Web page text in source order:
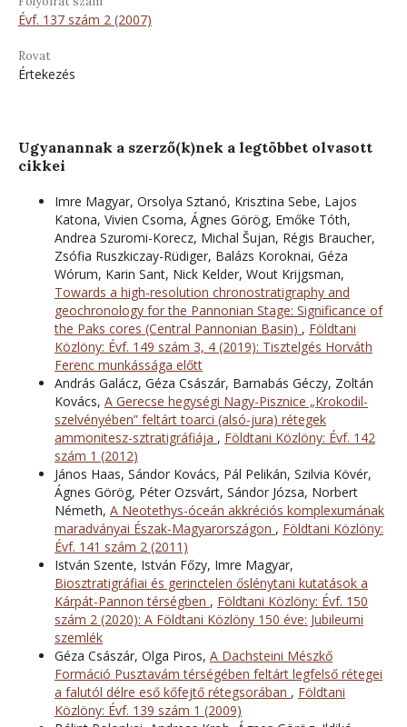
Évf. 137 szám 2 (2007)
Rovat
Értekezés
Ugyanannak a szerző(k)nek a legtöbbet olvasott
cikkei
Imre Magyar, Orsolya Sztanó, Krisztina Sebe, Lajos
Katona, Vivien Csoma, Ágnes Görög, Emőke Tóth,
Andrea Szuromi-Korecz, Michal Šujan, Régis Braucher,
Zsófia Ruszkiczay-Rüdiger, Balázs Koroknai, Géza
Wórum, Karin Sant, Nick Kelder, Wout Krijgsman,
Towards a high-resolution chronostratigraphy and
geochronology for the Pannonian Stage: Significance of
the Paks cores (Central Pannonian Basin) , Földtani
Közlöny: Évf. 149 szám 3, 4 (2019): Tisztelgés Horváth
Ferenc munkássága előtt
András Galácz, Géza Császár, Barnabás Géczy, Zoltán
Kovács, A Gerecse hegységi Nagy-Pisznice „Krokodil-
szelvényében” feltárt toarci (alsó-jura) rétegek
ammonitesz-sztratigráfiája , Földtani Közlöny: Évf. 142
szám 1 (2012)
János Haas, Sándor Kovács, Pál Pelikán, Szilvia Kövér,
Ágnes Görög, Péter Ozsvárt, Sándor Józsa, Norbert
Németh, A Neotethys-óceán akkréciós komplexumának
maradványai Észak-Magyarországon , Földtani Közlöny:
Évf. 141 szám 2 (2011)
István Szente, István Főzy, Imre Magyar,
Biosztratigráfiai és gerinctelen őslénytani kutatások a
Kárpát-Pannon térségben , Földtani Közlöny: Évf. 150
szám 2 (2020): A Földtani Közlöny 150 éve: Jubileumi
szemlék
Géza Császár, Olga Piros, A Dachsteini Mészkő
Formáció Pusztavám térségében feltárt legfelső rétegei
a falutól délre eső kőfejtő rétegsorában , Földtani
Közlöny: Évf. 139 szám 1 (2009)